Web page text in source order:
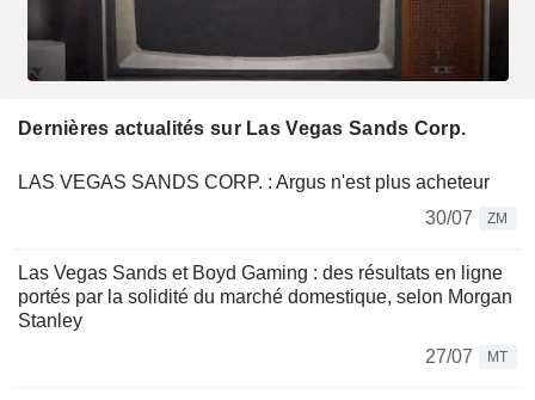
Dernières actualités sur Las Vegas Sands Corp.
LAS VEGAS SANDS CORP. : Argus n'est plus acheteur
30/07
ZM
Las Vegas Sands et Boyd Gaming : des résultats en ligne
portés par la solidité du marché domestique, selon Morgan
Stanley
27/07
MT